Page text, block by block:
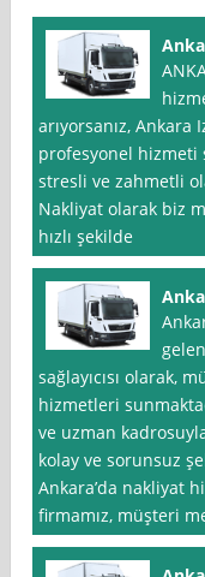
arıyorsanız,
profesyonel hizmeti
stresli ve zahmetli
Nakliyat olarak biz
hızlı şekilde
sağlayıcısı olarak,
hizmetleri
ve uzman
kolay ve sorunsuz
Ankara’da nakliyat
firmamız, müşteri